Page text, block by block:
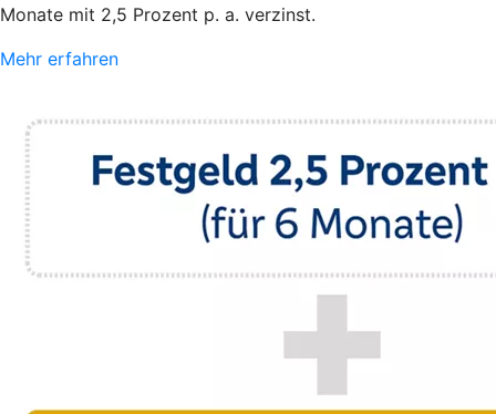
Monate mit 2,5 Prozent p. a. verzinst.
Mehr erfahren